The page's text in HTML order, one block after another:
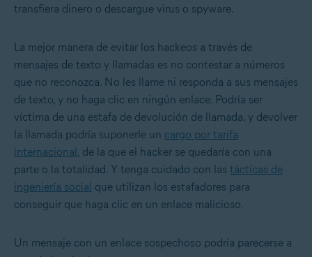
transfiera dinero o descargue virus o spyware.
La mejor manera de evitar los hackeos a través de
mensajes de texto y llamadas es no contestar a números
que no reconozca. No les llame ni responda a sus mensajes
de texto, y no haga clic en ningún enlace. Podría ser
víctima de una estafa de devolución de llamada, y devolver
la llamada podría suponerle un cargo por tarifa
internacional , de la que el hacker se quedaría con una
parte o la totalidad. Y tenga cuidado con las tácticas de
ingeniería social que utilizan los estafadores para
conseguir que haga clic en un enlace malicioso.
Un mensaje con un enlace sospechoso podría parecerse a